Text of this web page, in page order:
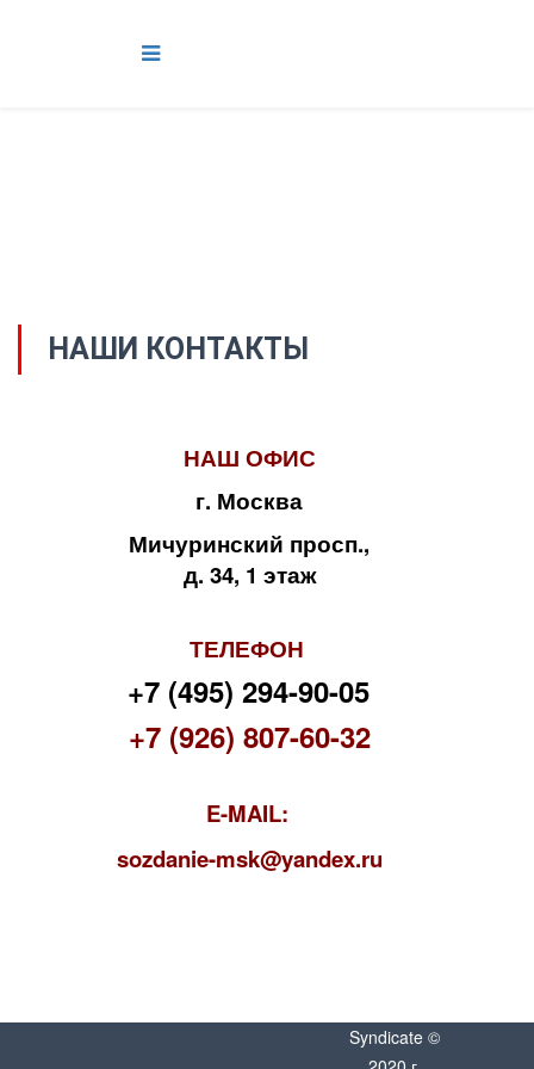
НАШИ КОНТАКТЫ
НАШ ОФИС
г. Москва
Мичуринский просп.,
д. 34, 1 этаж
ТЕЛЕФОН
+7 (495) 294-90-05
+7 (926) 807-60-32
E-MAIL:
sozdanie-msk@yandex.ru
Syndicate ©